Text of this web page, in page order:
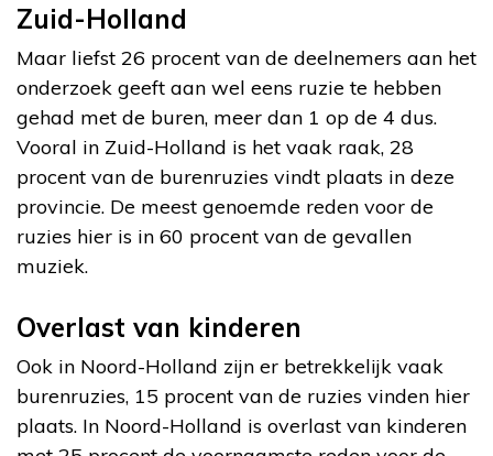
Zuid-Holland
Maar liefst 26 procent van de deelnemers aan het
onderzoek geeft aan wel eens ruzie te hebben
gehad met de buren, meer dan 1 op de 4 dus.
Vooral in Zuid-Holland is het vaak raak, 28
procent van de burenruzies vindt plaats in deze
provincie. De meest genoemde reden voor de
ruzies hier is in 60 procent van de gevallen
muziek.
Overlast van kinderen
Ook in Noord-Holland zijn er betrekkelijk vaak
burenruzies, 15 procent van de ruzies vinden hier
plaats. In Noord-Holland is overlast van kinderen